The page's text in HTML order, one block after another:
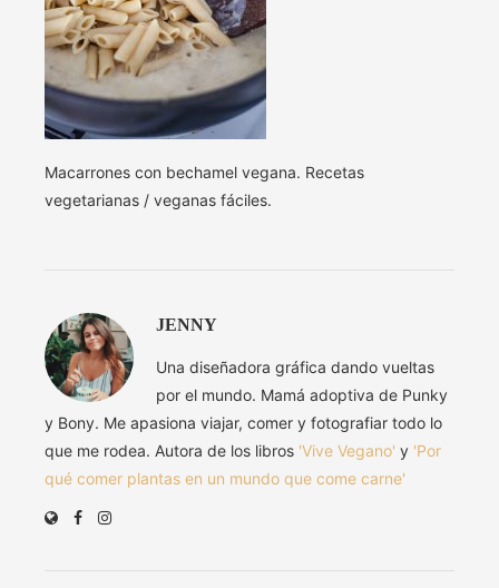
Macarrones con bechamel vegana. Recetas
vegetarianas / veganas fáciles.
JENNY
Una diseñadora gráfica dando vueltas
por el mundo. Mamá adoptiva de Punky
y Bony. Me apasiona viajar, comer y fotografiar todo lo
que me rodea. Autora de los libros 'Vive Vegano' y 'Por
qué comer plantas en un mundo que come carne'